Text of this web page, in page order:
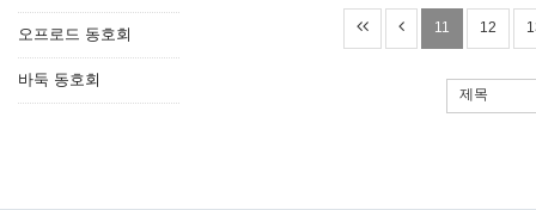
오프로드 동호회
바둑 동호회
11 12
제목